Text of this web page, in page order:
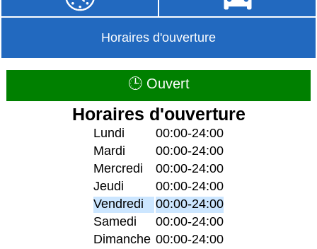
Horaires d'ouverture
🕒 Ouvert
Horaires d'ouverture
Lundi
00:00-24:00
Mardi
00:00-24:00
Mercredi
00:00-24:00
Jeudi
00:00-24:00
Vendredi
00:00-24:00
Samedi
00:00-24:00
Dimanche 00:00-24:00